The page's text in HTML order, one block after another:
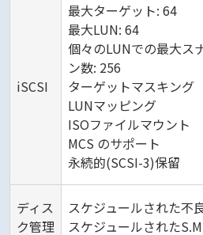
iSCSI
最大ターゲット: 64
最大LUN: 64
個々のLUNでの最大ス
ン数: 256
ターゲットマスキング
LUNマッピング
ISOファイルマウント
MCS のサポート
永続的(SCSI-3)保留
ディス
ク管理
スケジュールされた不
スケジュールされた